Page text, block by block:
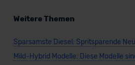
Weitere Themen
Sparsamste Diesel: Spritsparende
Mild-Hybrid Modelle: Diese Modelle